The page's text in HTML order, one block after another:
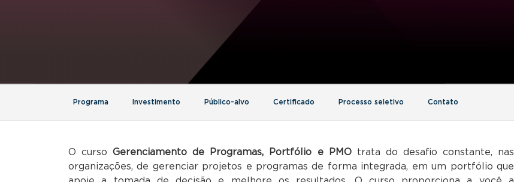
Programa Investimento Público-alvo Certificado Processo seletivo Contato
O cursoGerenciamento de Programas, Portfólio e PMOtrata do desafio constante, nas
organizações, de gerenciar projetos e programas de forma integrada, em um portfólio que